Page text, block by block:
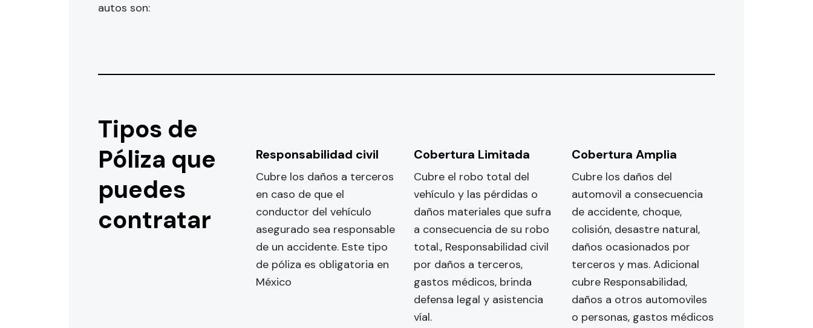
autos son:
Tipos de
Póliza que
puedes
contratar
Responsabilidad civil
Cubre los daños a terceros
en caso de que el
conductor del vehículo
asegurado sea responsable
de un accidente. Este tipo
de póliza es obligatoria en
México
Cobertura Limitada
Cubre el robo total del
vehículo y las pérdidas o
daños materiales que sufra
a consecuencia de su robo
total., Responsabilidad civil
por daños a terceros,
gastos médicos, brinda
defensa legal y asistencia
víal.
Cobertura Amplia
Cubre los daños del
automovil a consecuencia
de accidente, choque,
colisión, desastre natural,
daños ocasionados por
terceros y mas. Adicional
cubre Responsabilidad,
daños a otros automoviles
o personas, gastos médicos